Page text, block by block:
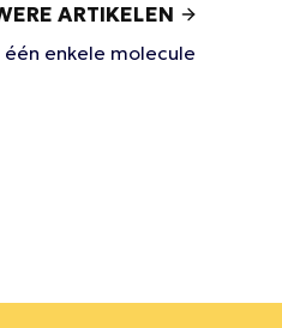
ARTIKELEN
één enkele molecule